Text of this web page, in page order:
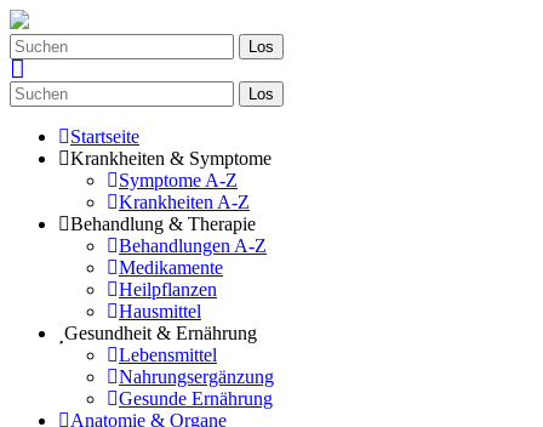
Los
Los
Startseite
Krankheiten & Symptome
Symptome A-Z
Krankheiten A-Z
Behandlung & Therapie
Behandlungen A-Z
Medikamente
Heilpflanzen
Hausmittel
Gesundheit & Ernährung
Lebensmittel
Nahrungsergänzung
Gesunde Ernährung
Anatomie & Organe